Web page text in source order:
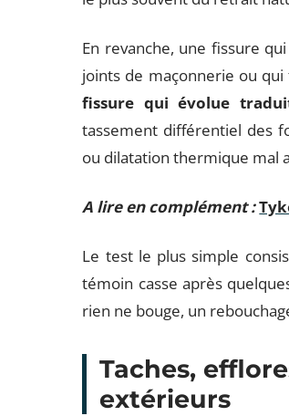
En revanche, une fissure
joints de maçonnerie ou
fissure qui évolue
tassement différentiel des
ou dilatation thermique mal
A lire en complément :
Le test le plus simple
témoin casse après
rien ne bouge, un
Taches,
extérieurs